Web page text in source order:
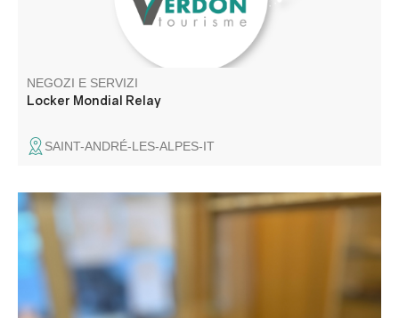
NEGOZI E SERVIZI
Locker Mondial Relay
SAINT-ANDRÉ-LES-ALPES-IT
naturalmente, pane di farro. In stagione, pizza al metro,
snack.